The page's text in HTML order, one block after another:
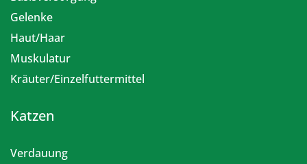
Gelenke
Haut/Haar
Muskulatur
Kräuter/Einzelfuttermittel
Katzen
Verdauung